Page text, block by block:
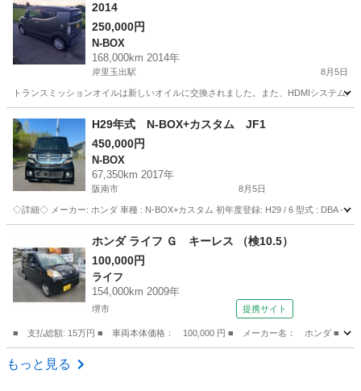
2014
250,000円
N-BOX
168,000km 2014年
岸里玉出駅 8月5日
トランスミッションオイルは新しいオイルに交換されました。また、HDMIシステム
大阪 大阪市 岸里玉出駅 N-BOX スラッシュ
H29年式 N-BOX+カスタム JF1
450,000円
N-BOX
67,350km 2017年
阪南市 8月5日
◇詳細◇ メーカー: ホンダ 車種 : N-BOX+カスタム 初年度登録: H29 / 6 型式 : DBA -
N-BOX 走行距離
ホンダ ライフ Ｇ キーレス （検10.5）
100,000円
ライフ
154,000km 2009年
堺市 提携サイト
■ 支払総額: 15万円 ■ 車両本体価格： 100,000 円 ■ メーカー名： ホンダ ■
大阪 堺市
もっと見る